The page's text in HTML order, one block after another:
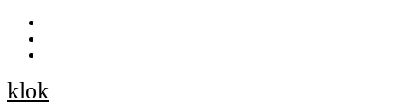
Перейти
содержанию
klok